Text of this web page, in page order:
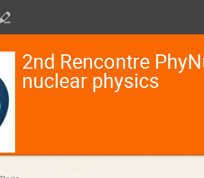
2nd Rencontre
nuclear physics